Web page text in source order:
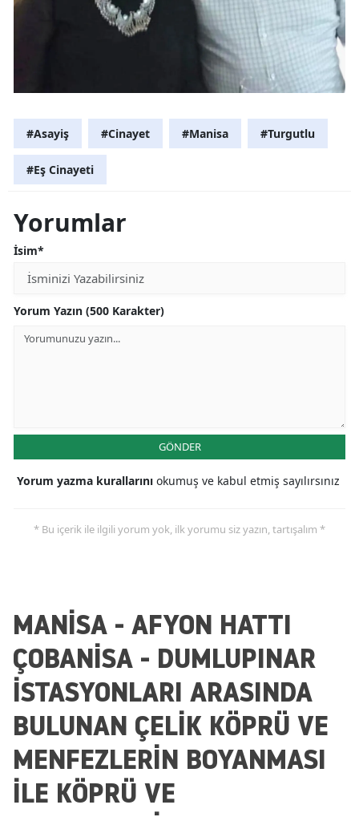
#Asayiş #Cinayet #Manisa #Turgutlu
#Eş Cinayeti
Yorumlar
İsim*
Yorum Yazın (500 Karakter)
GÖNDER
Yorum yazma kurallarını okumuş ve kabul etmiş sayılırsınız
* Bu içerik ile ilgili yorum yok, ilk yorumu siz yazın, tartışalım *
MANİSA - AFYON HATTI
ÇOBANİSA - DUMLUPINAR
İSTASYONLARI ARASINDA
BULUNAN ÇELİK KÖPRÜ VE
MENFEZLERİN BOYANMASI
İLE KÖPRÜ VE